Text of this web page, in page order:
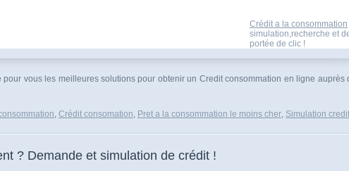
Crédit a la consommation
simulation,recherche et
portée de clic !
vous les meilleures solutions pour obtenir un Credit consommation en ligne auprès
, Crédit consomation, Pret a la consommation le moins cher, Simulation
? Demande et simulation de crédit !